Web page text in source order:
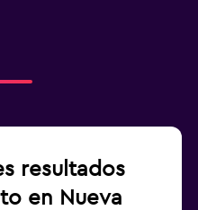
resultados
en Nueva